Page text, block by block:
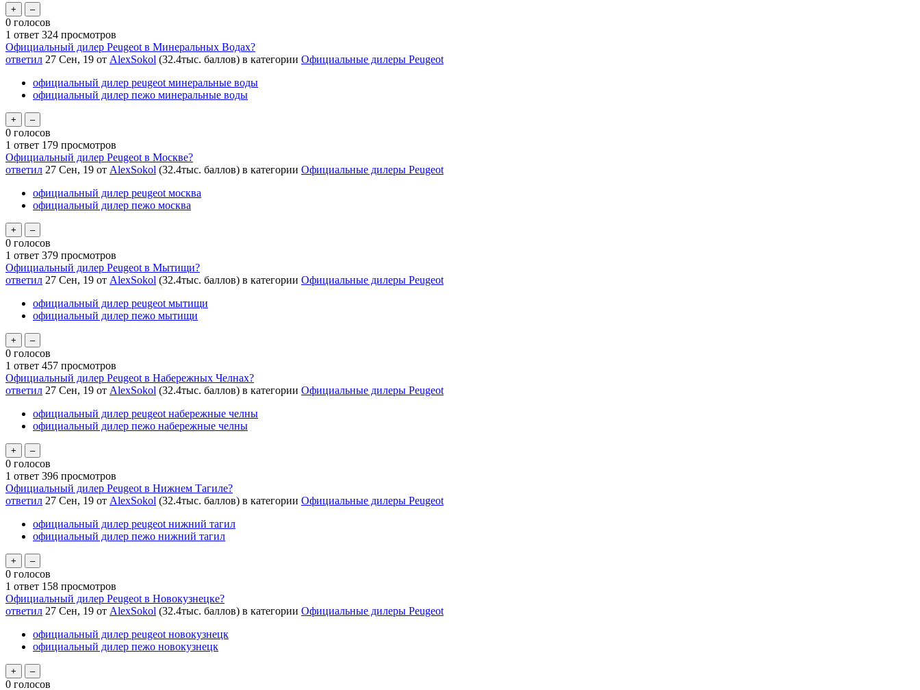
0 голосов
1 ответ 324 просмотров
Официальный дилер Peugeot в Минеральных Водах?
ответил 27 Сен, 19 от AlexSokol (32.4тыс. баллов) в категории Официальные дилеры Peugeot
официальный дилер peugeot минеральные воды
официальный дилер пежо минеральные воды
0 голосов
1 ответ 179 просмотров
Официальный дилер Peugeot в Москве?
ответил 27 Сен, 19 от AlexSokol (32.4тыс. баллов) в категории Официальные дилеры Peugeot
официальный дилер peugeot москва
официальный дилер пежо москва
0 голосов
1 ответ 379 просмотров
Официальный дилер Peugeot в Мытищи?
ответил 27 Сен, 19 от AlexSokol (32.4тыс. баллов) в категории Официальные дилеры Peugeot
официальный дилер peugeot мытищи
официальный дилер пежо мытищи
0 голосов
1 ответ 457 просмотров
Официальный дилер Peugeot в Набережных Челнах?
ответил 27 Сен, 19 от AlexSokol (32.4тыс. баллов) в категории Официальные дилеры Peugeot
официальный дилер peugeot набережные челны
официальный дилер пежо набережные челны
0 голосов
1 ответ 396 просмотров
Официальный дилер Peugeot в Нижнем Тагиле?
ответил 27 Сен, 19 от AlexSokol (32.4тыс. баллов) в категории Официальные дилеры Peugeot
официальный дилер peugeot нижний тагил
официальный дилер пежо нижний тагил
0 голосов
1 ответ 158 просмотров
Официальный дилер Peugeot в Новокузнецке?
ответил 27 Сен, 19 от AlexSokol (32.4тыс. баллов) в категории Официальные дилеры Peugeot
официальный дилер peugeot новокузнецк
официальный дилер пежо новокузнецк
0 голосов